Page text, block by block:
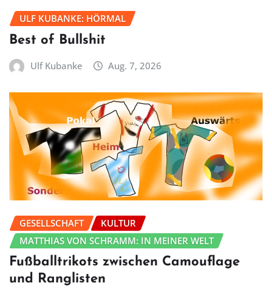
ULF KUBANKE: HÖRMAL
Best of Bullshit
Ulf Kubanke Aug. 7, 2026
GESELLSCHAFT
KULTUR
MATTHIAS VON SCHRAMM: IN MEINER WELT
Fußballtrikots zwischen Camouflage
und Ranglisten